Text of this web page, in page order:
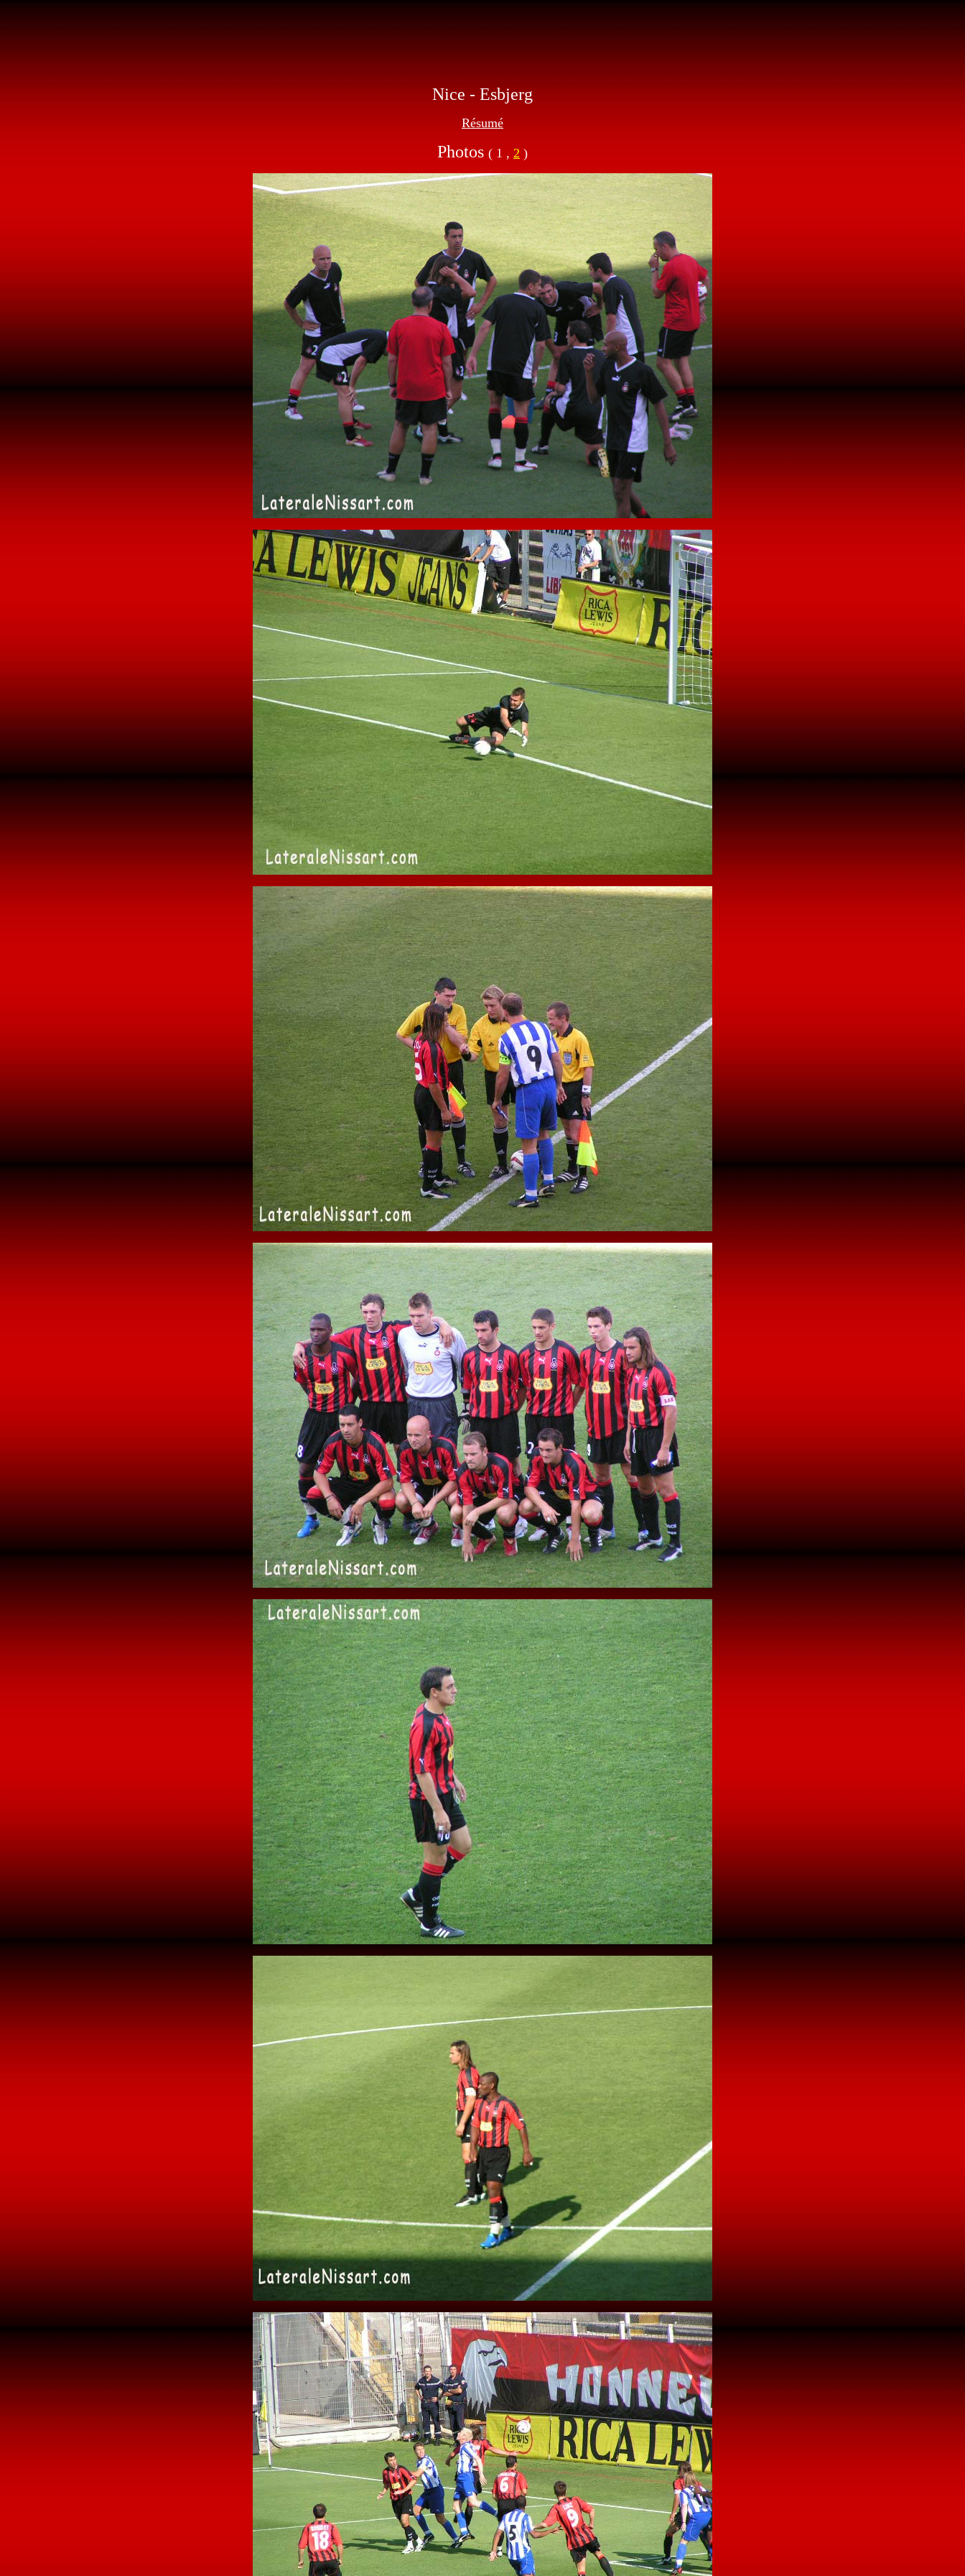
Nice - Esbjerg
Résumé
Photos ( 1 , 2 )